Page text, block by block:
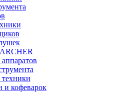
и кофеварок